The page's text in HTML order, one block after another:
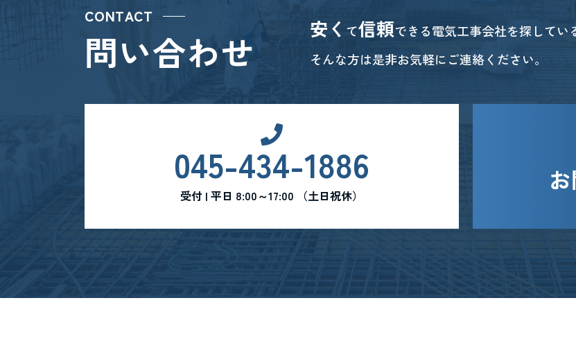
CONTACT
問い合わせ 安く て信頼できる電気工事会社を探してい
そんな方は是非お気軽にご連絡ください。
045-434-1886
受付 | 平日 8:00～17:00 （土日祝休）